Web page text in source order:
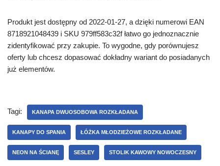
Produkt jest dostępny od 2022-01-27, a dzięki numerowi EAN
8718921048439 i SKU 979ff583c32f łatwo go jednoznacznie
zidentyfikować przy zakupie. To wygodne, gdy porównujesz
oferty lub chcesz dopasować dokładny wariant do posiadanych
już elementów.
Tagi: KANAPA DWUOSOBOWA ROZKŁADANA
KANAPY DO SPANIA ŁÓŻKA MŁODZIEŻOWE ROZKŁADANE
NEON NA ŚCIANĘ SESLEY STOLIK KAWOWY NOWOCZESNY